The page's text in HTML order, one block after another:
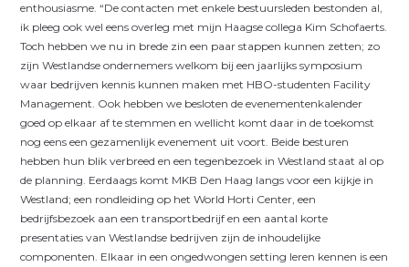
enthousiasme. “De contacten met enkele bestuursleden bestonden al,
ik pleeg ook wel eens overleg met mijn Haagse collega Kim Schofaerts.
Toch hebben we nu in brede zin een paar stappen kunnen zetten; zo
zijn Westlandse ondernemers welkom bij een jaarlijks symposium
waar bedrijven kennis kunnen maken met HBO-studenten Facility
Management. Ook hebben we besloten de evenementenkalender
goed op elkaar af te stemmen en wellicht komt daar in de toekomst
nog eens een gezamenlijk evenement uit voort. Beide besturen
hebben hun blik verbreed en een tegenbezoek in Westland staat al op
de planning. Eerdaags komt MKB Den Haag langs voor een kijkje in
Westland; een rondleiding op het World Horti Center, een
bedrijfsbezoek aan een transportbedrijf en een aantal korte
presentaties van Westlandse bedrijven zijn de inhoudelijke
componenten. Elkaar in een ongedwongen setting leren kennen is een